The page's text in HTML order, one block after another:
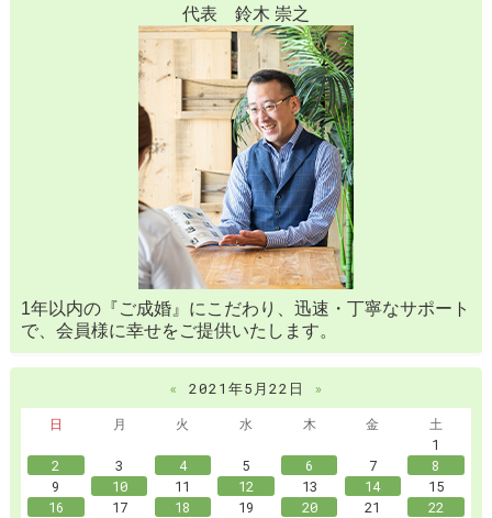
代表 鈴木 崇之
1年以内の『ご成婚』にこだわり、迅速・丁寧なサポート
で、会員様に幸せをご提供いたします。
« 2021年5月22日
»
日
月 火 水 木 金
土
1
2
3 4 5 6 7
8
9
10 11 12 13 14
15
16
17 18 19 20 21
22